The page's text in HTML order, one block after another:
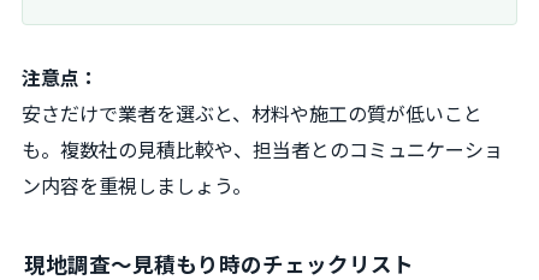
注意点：
安さだけで業者を選ぶと、材料や施工の質が低いこと
も。複数社の見積比較や、担当者とのコミュニケーショ
ン内容を重視しましょう。
現地調査〜見積もり時のチェックリスト